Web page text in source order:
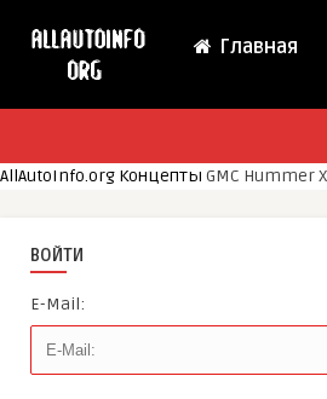
Главная
AllAutoInfo.org Концепты GMC Hummer
ВОЙТИ
E-Mail: